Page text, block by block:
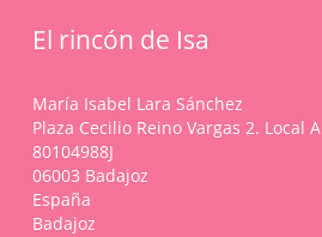
El rincón de Isa
María Isabel Lara Sánchez
Plaza Cecilio Reino Vargas 2. Local A
80104988J
06003 Badajoz
España
Badajoz